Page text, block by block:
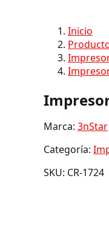
Inicio
Marca: 3nStar
Categoría:
SKU: CR-1724